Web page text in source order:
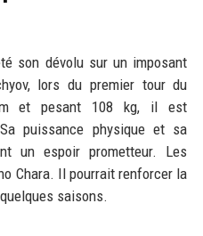
son dévolu sur un imposant
lors du premier tour du
m et pesant 108 kg, il est
puissance physique et sa
un espoir prometteur. Les
Chara. Il pourrait renforcer la
saisons.